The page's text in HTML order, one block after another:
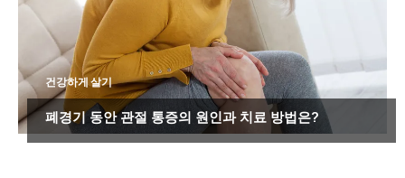
건강하게 살기
폐경기 동안 관절 통증의 원인과 치료 방법은?